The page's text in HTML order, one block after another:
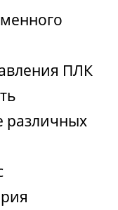
ПЛК
различных